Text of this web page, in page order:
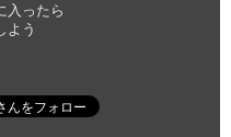
入ったら
よう